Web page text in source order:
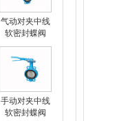
气动对夹中线
软密封蝶阀
手动对夹中线
软密封蝶阀